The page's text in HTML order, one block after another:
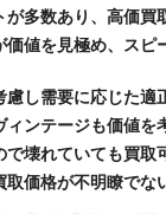
多数あり、高価買
価値を見極め、スピ
し需要に応じた適
ンテージも価値を
壊れていても買取
価格が不明瞭でな